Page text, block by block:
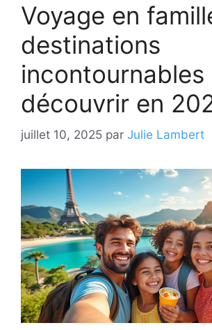
Voyage en
destinations
incontournables
découvrir en
juillet 10, 2025 par Julie Lambert